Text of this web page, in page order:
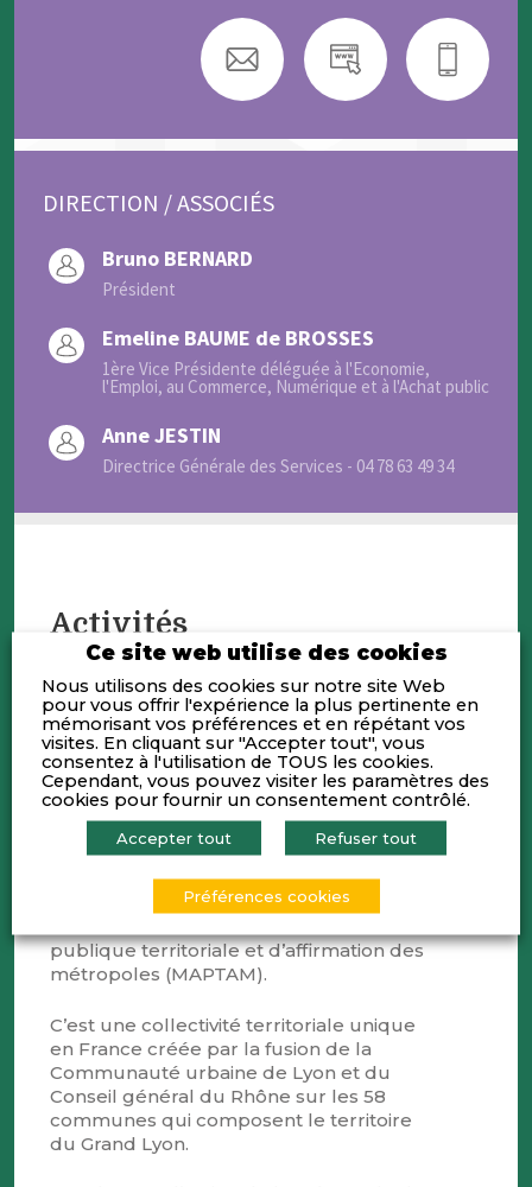
DIRECTION / ASSOCIÉS
Bruno BERNARD
Président
Emeline BAUME de BROSSES
1ère Vice Présidente déléguée à l'Economie,
l'Emploi, au Commerce, Numérique et à l'Achat public
Anne JESTIN
Directrice Générale des Services - 04 78 63 49 34
Activités
– Collectivité Territoriale
– Etablissement public de coopération
intercommunale
Compétences
La Métropole de Lyon est née le
1er janvier 2015, par la loi du 27 juillet
publique territoriale et d’affirmation des
métropoles (MAPTAM).
C’est une collectivité territoriale unique
en France créée par la fusion de la
Communauté urbaine de Lyon et du
Conseil général du Rhône sur les 58
communes qui composent le territoire
du Grand Lyon.
Ce site web utilise des cookies
Nous utilisons des cookies sur notre site Web
pour vous offrir l'expérience la plus pertinente en
mémorisant vos préférences et en répétant vos
visites. En cliquant sur "Accepter tout", vous
consentez à l'utilisation de TOUS les cookies.
Cependant, vous pouvez visiter les paramètres des
cookies pour fournir un consentement contrôlé.
Accepter tout Refuser tout
Préférences cookies